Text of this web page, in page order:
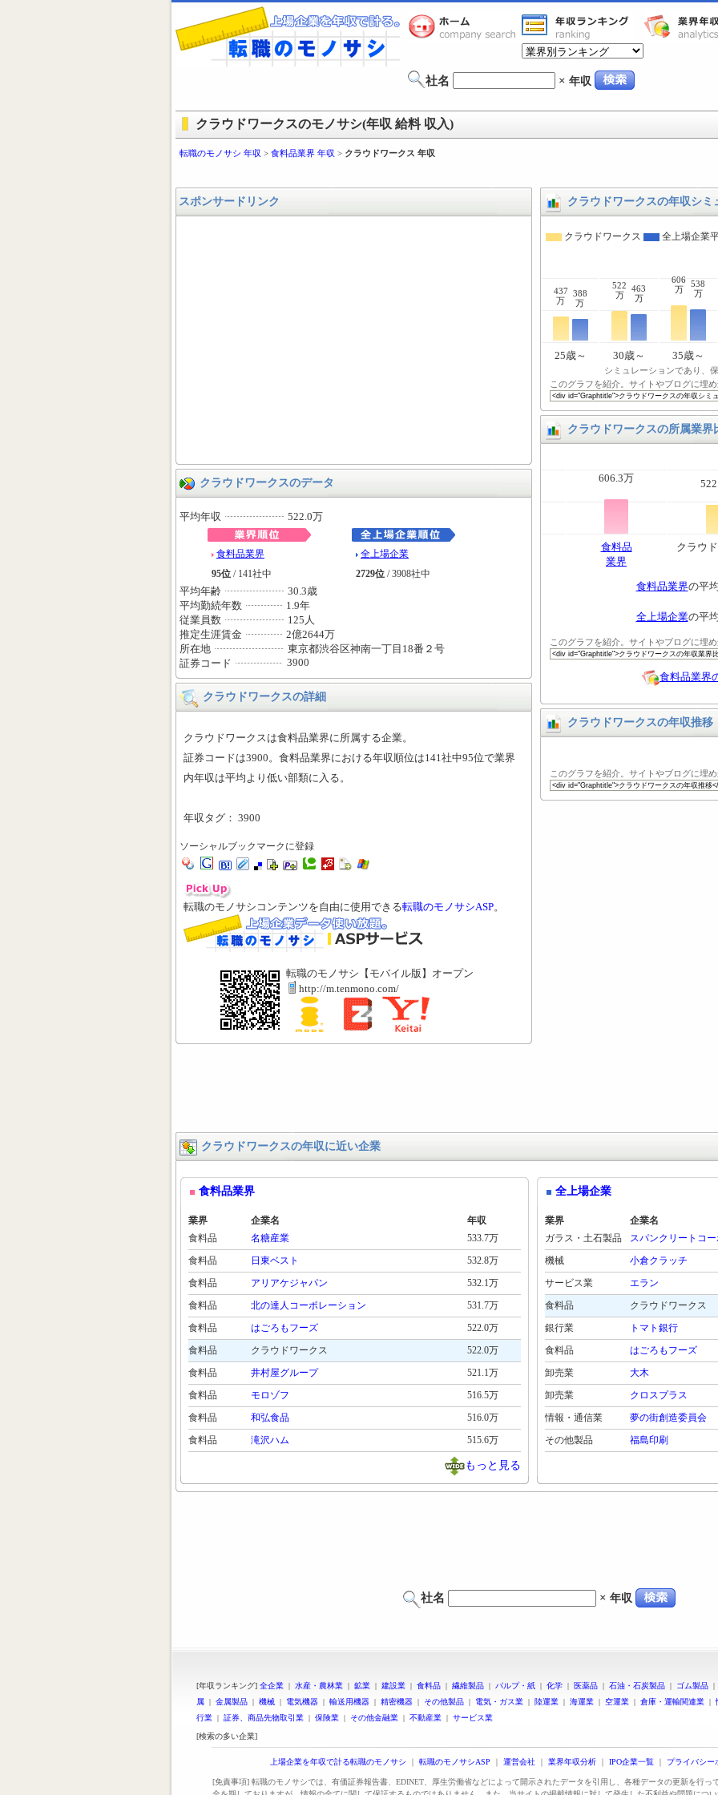
社名 × 年収
クラウドワークスのモノサシ(年収 給料 収入)
転職のモノサシ 年収 > 食料品業界 年収 > クラウドワークス 年収
スポンサードリンク
クラウドワークスのデータ
平均年収 522.0万
食料品業界
95位 / 141社中
全上場企業
2729位 / 3908社中
平均年齢
30.3歳
平均勤続年数
1.9年
従業員数
125人
推定生涯賃金
2億2644万
所在地
東京都渋谷区神南一丁目18番２号
証券コード
3900
クラウドワークスの詳細
クラウドワークスは食料品業界に所属する企業。
証券コードは3900。食料品業界における年収順位は141社中95位で業界
内年収は平均より低い部類に入る。
年収タグ： 3900
ソーシャルブックマークに登録
転職のモノサシコンテンツを自由に使用できる転職のモノサシASP。
転職のモノサシ【モバイル版】オープン
http://m.tenmono.com/
クラウドワークスの年収シミ
クラウドワークス 全上場企業
437
万
388
万
522
万
463
万
606
万
538
万
25歳～ 30歳～ 35歳～
シミュレーションであり、
このグラフを紹介。サイトやブログに埋
クラウドワークスの所属業界
606.3万
食料品
業界
クラウ
食料品業界の平
全上場企業の平
このグラフを紹介。サイトやブログに埋
食料品業界
クラウドワークスの年収推移
このグラフを紹介。サイトやブログに埋
クラウドワークスの年収に近い企業
食料品業界
業界 企業名
年収
食料品
名糖産業
533.7万
食料品
日東ベスト
532.8万
食料品
アリアケジャパン
532.1万
食料品
北の達人コーポレーション
531.7万
食料品
はごろもフーズ
522.0万
食料品
クラウドワークス
522.0万
食料品
井村屋グループ
521.1万
食料品
モロゾフ
516.5万
食料品
和弘食品
516.0万
食料品
滝沢ハム 515.6万
もっと見る
全上場企業
業界
企業名
ガラス・土石製品
スパンクリートコ
機械
小倉クラッチ
サービス業
エラン
食料品
クラウドワークス
銀行業
トマト銀行
食料品
はごろもフーズ
卸売業
大木
卸売業
クロスプラス
情報・通信業
夢の街創造委員会
その他製品
福島印刷
社名 × 年収
[年収ランキング] 全企業 | 水産・農林業 | 鉱業 | 建設業 | 食料品 | 繊維製品 | パルプ・紙 | 化学 | 医薬品 | 石油・石炭製品 | ゴム製品
属 | 金属製品 | 機械 | 電気機器 | 輸送用機器 | 精密機器 | その他製品 | 電気・ガス業 | 陸運業 | 海運業 | 空運業 | 倉庫・運輸関連業 |
行業 | 証券、商品先物取引業 | 保険業 | その他金融業 | 不動産業 | サービス業
[検索の多い企業]
上場企業を年収で計る転職のモノサシ ｜ 転職のモノサシASP ｜ 運営会社 ｜ 業界年収分析 ｜ IPO企業一覧 ｜ プライバシー
[免責事項] 転職のモノサシでは、有価証券報告書、EDINET、厚生労働省などによって開示されたデータを引用し、各種データの更新を行っ